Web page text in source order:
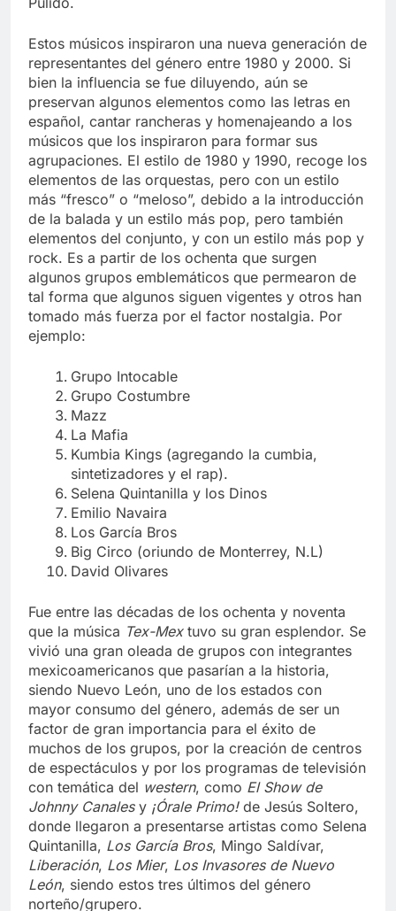
Estos músicos inspiraron una nueva generación de
representantes del género entre 1980 y 2000. Si
bien la influencia se fue diluyendo, aún se
preservan algunos elementos como las letras en
español, cantar rancheras y homenajeando a los
músicos que los inspiraron para formar sus
agrupaciones. El estilo de 1980 y 1990, recoge los
elementos de las orquestas, pero con un estilo
más “fresco” o “meloso”, debido a la introducción
de la balada y un estilo más pop, pero también
elementos del conjunto, y con un estilo más pop y
rock. Es a partir de los ochenta que surgen
algunos grupos emblemáticos que permearon de
tal forma que algunos siguen vigentes y otros han
tomado más fuerza por el factor nostalgia. Por
Grupo Intocable
Grupo Costumbre
Mazz
La Mafia
Kumbia Kings (agregando la cumbia,
sintetizadores y el rap).
Selena Quintanilla y los Dinos
Emilio Navaira
Los García Bros
Big Circo (oriundo de Monterrey, N.L)
Fue entre las décadas de los ochenta y noventa
que la música Tex-Mextuvo su gran esplendor. Se
vivió una gran oleada de grupos con integrantes
mexicoamericanos que pasarían a la historia,
siendo Nuevo León, uno de los estados con
mayor consumo del género, además de ser un
factor de gran importancia para el éxito de
muchos de los grupos, por la creación de centros
de espectáculos y por los programas de televisión
con temática delwestern , comoEl Show de
Johnny Canales y¡Órale Primo!de Jesús Soltero,
donde llegaron a presentarse artistas como Selena
Quintanilla, Los García Bros, Mingo Saldívar,
Liberación,Los Mier,Los Invasores de Nuevo
León, siendo estos tres últimos del género